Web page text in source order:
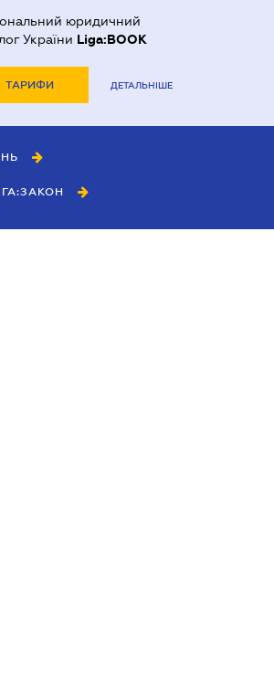
юридичний
України Liga:BOOK
ТАРИФИ ДЕТАЛЬНІШЕ